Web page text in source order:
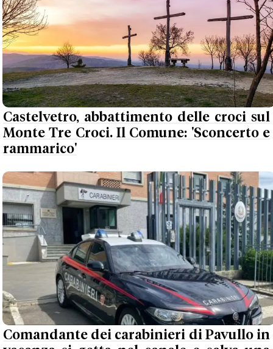
Castelvetro, abbattimento delle croci sul
Monte Tre Croci. Il Comune: 'Sconcerto e
rammarico'
Comandante dei carabinieri di Pavullo in